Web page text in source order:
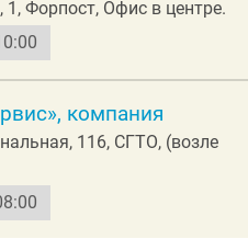
1, Форпост, Офис в центре.
компания
116, СГТО, (возле